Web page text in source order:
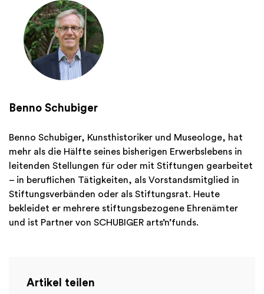
Benno Schubiger
Benno Schubiger, Kunsthistoriker und Museologe, hat
mehr als die Hälfte seines bisherigen Erwerbslebens in
leitenden Stellungen für oder mit Stiftungen gearbeitet
– in beruflichen Tätigkeiten, als Vorstandsmitglied in
Stiftungsverbänden oder als Stiftungsrat. Heute
bekleidet er mehrere stiftungsbezogene Ehrenämter
und ist Partner von SCHUBIGER arts’n’funds.
Artikel teilen